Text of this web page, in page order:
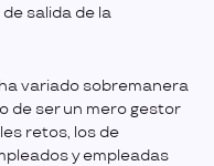
salida de la
ha variado sobremanera
de ser un mero gestor
retos, los de
y empleadas